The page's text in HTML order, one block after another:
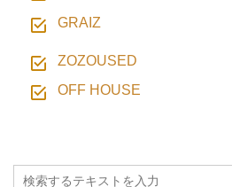
GRAIZ
ZOZOUSED
OFF HOUSE